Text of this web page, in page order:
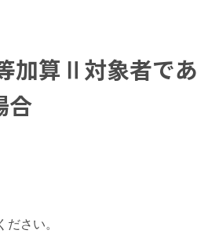
加算Ⅱ対象者であ
合
さい。